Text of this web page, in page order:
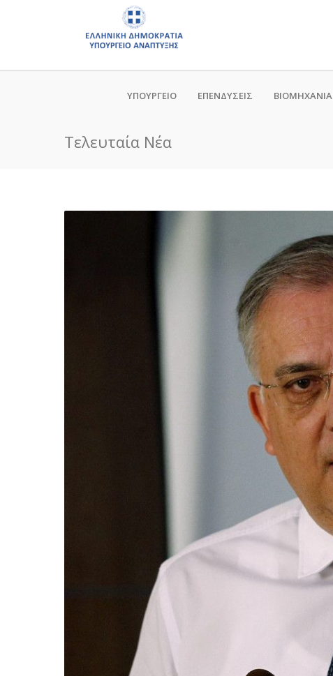
ΥΠΟΥΡΓΕΙΟ ΕΠΕΝΔΥΣΕΙΣ ΒΙΟΜΗΧΑΝΙΑ
Τελευταία Νέα